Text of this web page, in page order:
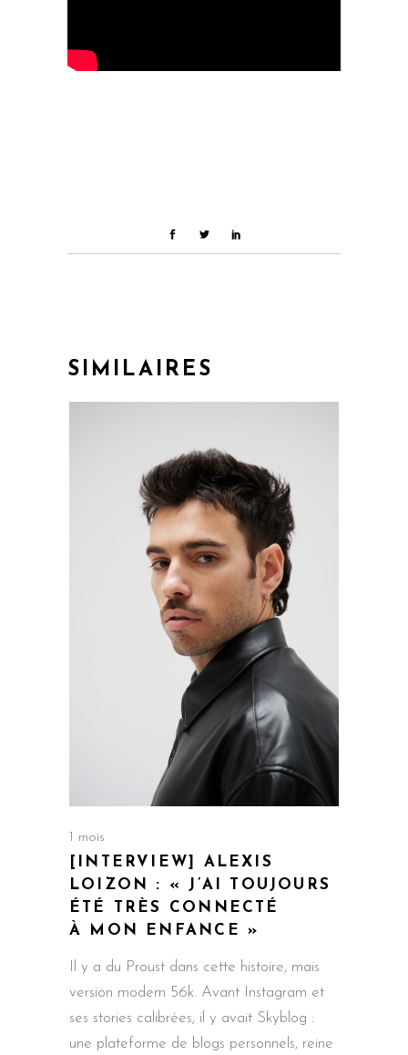
SIMILAIRES
1 mois
[INTERVIEW] ALEXIS
LOIZON : « J’AI TOUJOURS
ÉTÉ TRÈS CONNECTÉ
À MON ENFANCE »
Il y a du Proust dans cette histoire, mais
version modem 56k. Avant Instagram et
ses stories calibrées, il y avait Skyblog :
une plateforme de blogs personnels, reine